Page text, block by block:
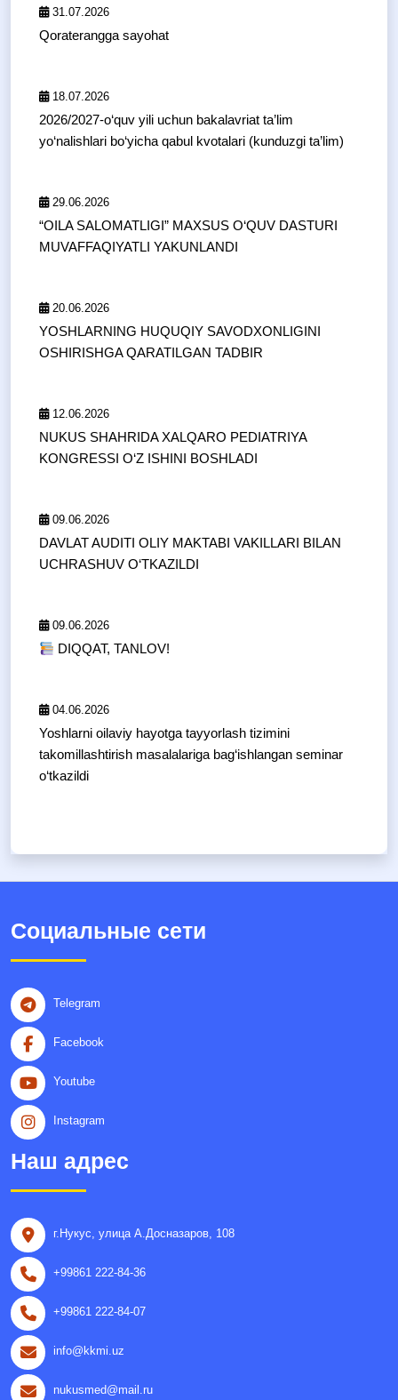
31.07.2026
Qoraterangga sayohat
18.07.2026
2026/2027-o‘quv yili uchun bakalavriat ta’lim
yo‘nalishlari bo‘yicha qabul kvotalari (kunduzgi ta’lim)
29.06.2026
“OILA SALOMATLIGI” MAXSUS O‘QUV DASTURI
MUVAFFAQIYATLI YAKUNLANDI
20.06.2026
YOSHLARNING HUQUQIY SAVODXONLIGINI
OSHIRISHGA QARATILGAN TADBIR
12.06.2026
NUKUS SHAHRIDA XALQARO PEDIATRIYA
KONGRESSI O‘Z ISHINI BOSHLADI
09.06.2026
DAVLAT AUDITI OLIY MAKTABI VAKILLARI BILAN
UCHRASHUV O‘TKAZILDI
09.06.2026
DIQQAT, TANLOV!
04.06.2026
Yoshlarni oilaviy hayotga tayyorlash tizimini
takomillashtirish masalalariga bag‘ishlangan seminar
o‘tkazildi
Социальные сети
Telegram
Facebook
Youtube
Instagram
Наш адрес
г.Нукус, улица A.Досназаров, 108
+99861 222-84-36
+99861 222-84-07
info@kkmi.uz
nukusmed@mail.ru